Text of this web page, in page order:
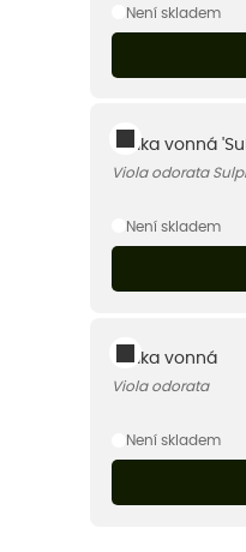
Není skladem
Violka vonná
Viola odorata
Není skladem
Violka vonná
Viola odorata
Není skladem